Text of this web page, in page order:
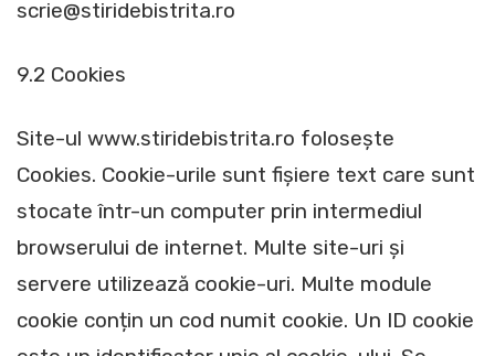
scrie@stiridebistrita.ro
9.2 Cookies
Site-ul www.stiridebistrita.ro folosește
Cookies. Cookie-urile sunt fișiere text care sunt
stocate într-un computer prin intermediul
browserului de internet. Multe site-uri și
servere utilizează cookie-uri. Multe module
cookie conțin un cod numit cookie. Un ID cookie